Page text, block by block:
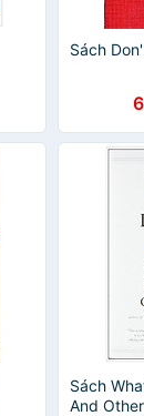
Sách
Sách
And